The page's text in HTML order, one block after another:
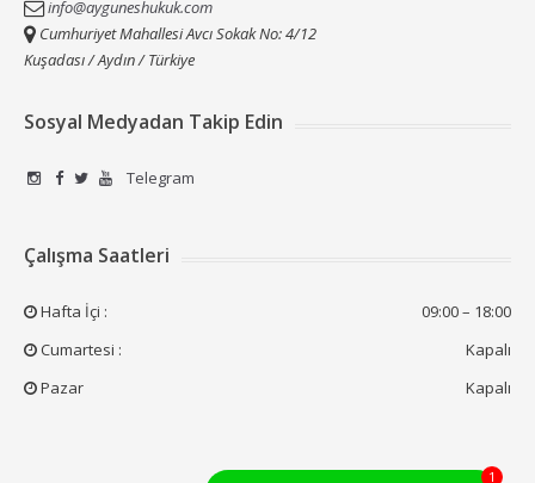
info@ayguneshukuk.com
Cumhuriyet Mahallesi Avcı Sokak No: 4/12
Kuşadası / Aydın / Türkiye
Sosyal Medyadan Takip Edin
Telegram
Çalışma Saatleri
Hafta İçi :
09:00 – 18:00
Cumartesi :
Kapalı
Pazar
Kapalı
1